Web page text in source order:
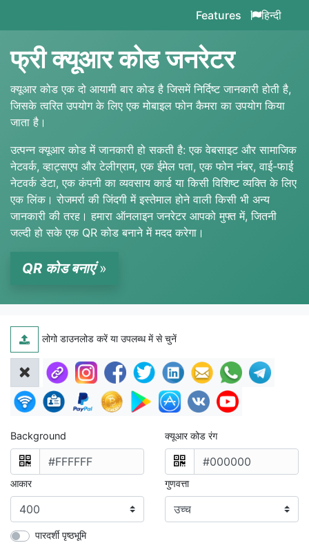
Features हिन्दी
फ्री क्यूआर कोड जनरेटर
क्यूआर कोड एक दो आयामी बार कोड है जिसमें निर्दिष्ट जानकारी होती है,
जिसके त्वरित उपयोग के लिए एक मोबाइल फोन कैमरा का उपयोग किया
जाता है।
उत्पन्न क्यूआर कोड में जानकारी हो सकती है: एक वेबसाइट और सामाजिक
नेटवर्क, व्हाट्सएप और टेलीग्राम, एक ईमेल पता, एक फोन नंबर, वाई-फाई
नेटवर्क डेटा, एक कंपनी का व्यवसाय कार्ड या किसी विशिष्ट व्यक्ति के लिए
एक लिंक। रोजमर्रा की जिंदगी में इस्तेमाल होने वाली किसी भी अन्य
जानकारी की तरह। हमारा ऑनलाइन जनरेटर आपको मुफ्त में, जितनी
जल्दी हो सके एक QR कोड बनाने में मदद करेगा।
QR कोड बनाएं»
लोगो डाउनलोड करें या उपलब्ध में से चुनें
Background क्यूआर कोड रंग
आकार गुणवत्ता
पारदर्शी पृष्ठभूमि